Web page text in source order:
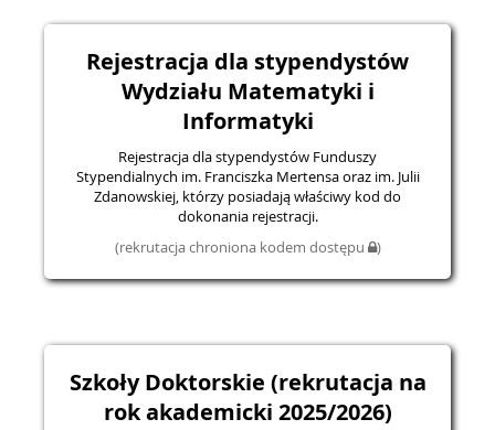
Rejestracja dla stypendystów
Wydziału Matematyki i
Informatyki
Rejestracja dla stypendystów Funduszy
Stypendialnych im. Franciszka Mertensa oraz im. Julii
Zdanowskiej, którzy posiadają właściwy kod do
dokonania rejestracji.
(rekrutacja chroniona kodem dostępu
)
Szkoły Doktorskie (rekrutacja na
rok akademicki 2025/2026)